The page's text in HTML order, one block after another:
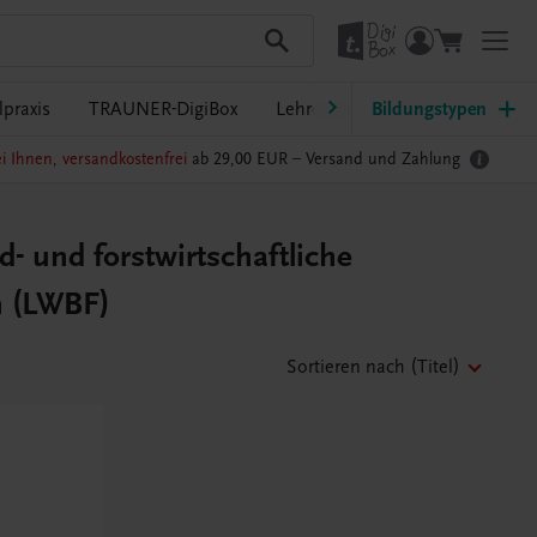
TRAUNER-DigiBox Lehrer/innen-Service
Bildungstypen
Ihnen, versandkostenfrei ab 29,00 EUR – Versand und Zahlung
und forstwirtschaftliche
Sortieren nach (Titel)